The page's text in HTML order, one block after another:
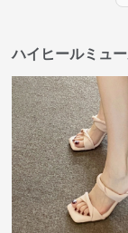
ハイヒールミュ